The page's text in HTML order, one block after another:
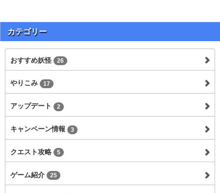
カテゴリー
おすすめ妖怪 26
やりこみ 17
アップデート 2
キャンペーン情報 3
クエスト攻略 5
ゲーム紹介 25